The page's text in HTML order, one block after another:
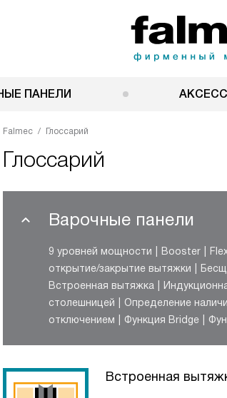
ПАНЕЛИ
Falmec Глоссарий
Глоссарий
Варочные панели
9 уровней мощности Booster
открытие/закрытие вытяжки
Встроенная вытяжка
столешницей
Определение
отключением
Функция Bridge
Встроенная